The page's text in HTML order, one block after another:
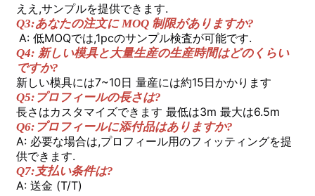
お問い合わせ
ニュース
見積もりを依頼する
押出アルミニウムプロファイル
アルミ製のキッチンプロファイル
ええ,サンプルを提供できます.
Q3:あなたの注文に MOQ 制限がありますか?
A: 低MOQでは,1pcのサンプル検査が可能です.
Q4: 新しい模具と大量生産の生産時間はどのくらい
ですか?
新しい模具には7~10日 量産には約15日かかります
Q5:プロフィールの長さは?
長さはカスタマイズできます 最低は3m 最大は6.5m
Q6:プロフィールに添付品はありますか?
A: 必要な場合は,プロフィール用のフィッティングを提
供できます.
Q7:支払い条件は?
A: 送金 (T/T)